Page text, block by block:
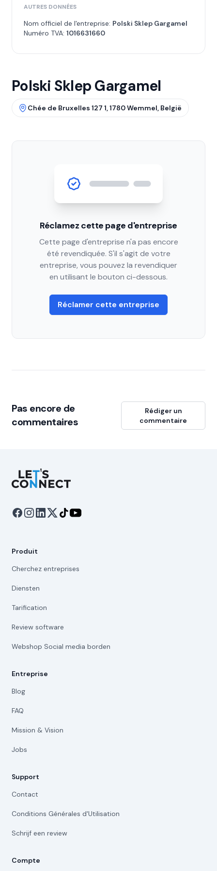
AUTRES DONNÉES
Nom officiel de l'entreprise: Polski Sklep Gargamel
Numéro TVA: 1016631660
Polski Sklep Gargamel
Chée de Bruxelles 127 1, 1780 Wemmel, België
Réclamez cette page d'entreprise
Cette page d'entreprise n'a pas encore
été revendiquée. S'il s'agit de votre
entreprise, vous pouvez la revendiquer
en utilisant le bouton ci-dessous.
Réclamer cette entreprise
Pas encore de
commentaires
Rédiger un
commentaire
Let's Connect
Produit
Cherchez entreprises
Diensten
Tarification
Review software
Webshop Social media borden
Entreprise
Blog
FAQ
Mission & Vision
Jobs
Support
Contact
Conditions Générales d'Utilisation
Schrijf een review
Compte